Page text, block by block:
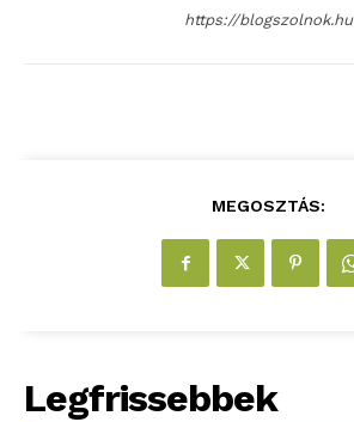
https://blogszolnok.hu
MEGOSZTÁS:
Legfrissebbek